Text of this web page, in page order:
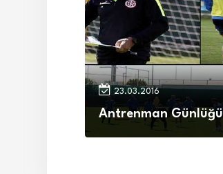
23.03.2016
Antrenman Günlüğü